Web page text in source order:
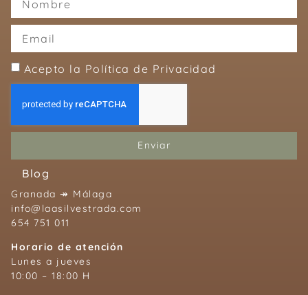
Acepto la Política de Privacidad
Enviar
Blog
Granada ↠ Málaga
info@laasilvestrada.com
654 751 011
Horario de atención
Lunes a jueves
10:00 – 18:00 H